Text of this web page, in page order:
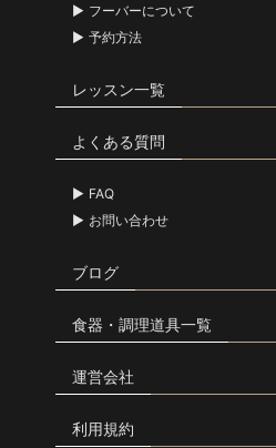
フーバーについて
予約方法
レッスン一覧
よくある質問
FAQ
お問い合わせ
ブログ
食器・調理道具一覧
運営会社
利用規約